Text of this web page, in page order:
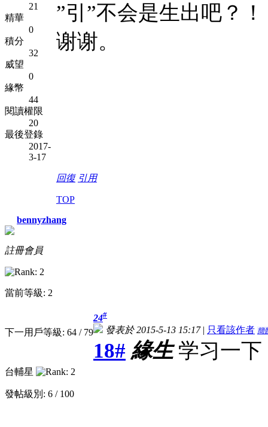
21
精華
0
積分
32
威望
0
緣幣
44
閱讀權限
20
最後登錄
2017-
3-17
”引”不会是生出吧？！
谢谢。
回復 引用
TOP
bennyzhang
註冊會員
當前等級: 2
下一用戶等級: 64 / 79
台輔星
發帖級別: 6 / 100
24#
發表於 2015-5-13 15:17| 只看該作者 簡
18# 緣生 学习一下